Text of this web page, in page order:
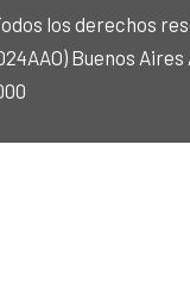
los derechos
Buenos